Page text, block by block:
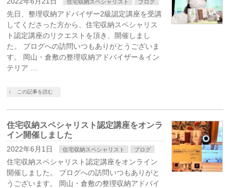
住宅収納スペシャリスト ブログ
先日、整理収納アドバイザー2級認定講座を受講
してくださった方から、住宅収納スペシャリス
ト認定講座のリクエストを頂き、開催しまし
た。 ブログへの訪問いつもありがとうございま
す。 岡山・倉敷の整理収納アドバイザー＆イン
テリア …
この記事を読む
住宅収納スペシャリスト認定講座をオンラ
イン開催しました
2022年6月1日 住宅収納スペシャリスト ブログ
住宅収納スペシャリスト認定講座をオンライン
開催しました。 ブログへの訪問いつもありがと
うございます。 岡山・倉敷の整理収納アドバイ